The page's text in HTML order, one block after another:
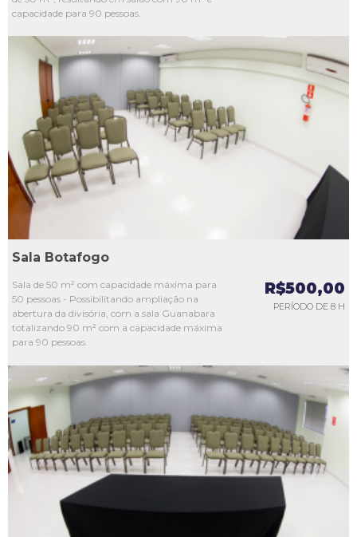
capacidade para 90 pessoas.
L1
L2
L3
L4
Sala Botafogo
Sala de 50 m² com capacidade máxima para
50 pessoas - Possibilitando ampliação na
abertura da divisória, com a sala Guanabara
totalizando 90 m² com a capacidade máxima
para 90 pessoas.
R$500,00
PERÍODO DE 8 H
L2
L3
L4